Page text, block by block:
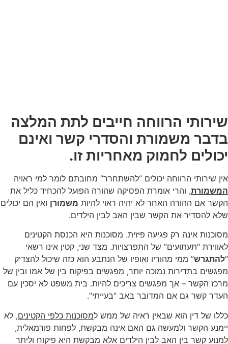
שירותי הרווחה חייבים לתת המלצה
בדבר משמורת והסדרי קשר ואינם
יכולים לחמוק מאחריות זו.
אין שירותי הרווחה יכולים “להשתחרר” מחובתם לומר למי ראויה
המשמורת, והרי אומרת הפסיקה שהורה הפועל להכחיד כליל את
הקשר אם ההורה האחר לא יהיה ראוי להיות משמורן ואין הם יכולים
שלא להסדיר את הקשר שבין האב לבין הילדים.
מסוכנות אינה רק פגיעה פיזית. מסוכנות היא הכנסת הקטינים
לאווירת “תעתועים” של התפרצויות. מצד שני, קטין אינו רשאי
“להתגרש” ממי מהוריו ואופיו של הנתבע הוא כזה שיכול להצדיק
מפגשים בתדירות נמוכה יותר, מפגשים בפיקוח בין של אמו ובין של
מרכז הקשר – אך מפגשים צריכים להיות. בית משפט לא יסכין עם
העדר קשר גם אם המדובר באב “בעייתי”.
כללו של דין הוא שבאין ראיה של ממש למסוכנות כלפי הקטינים, לא
יימנע הקשר ולמעשה גם האם אינה מבקשת, לפחות פורמאלית,
למנוע קשר בין האב לבין הילדים אלא מבקשת היא פיקוח וליתר